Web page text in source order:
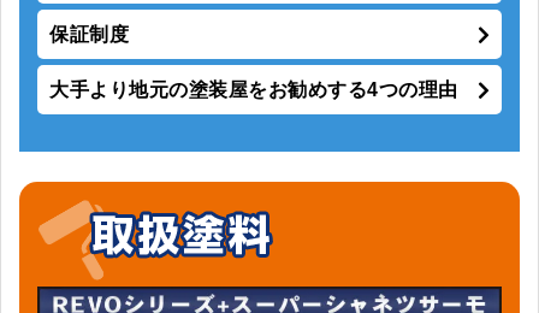
保証制度
大手より地元の塗装屋をお勧めする4つの理由